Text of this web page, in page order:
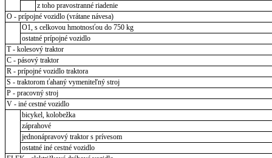
z toho pravostranné riadenie
O - prípojné vozidlo (vrátane návesa)
O1, s celkovou hmotnosťou do 750 kg
ostatné prípojné vozidlo
T - kolesový traktor
C - pásový traktor
R - prípojné vozidlo traktora
S - traktorom ťahaný vymeniteľný stroj
P - pracovný stroj
V - iné cestné vozidlo
bicykel, kolobežka
záprahové
jednonápravový traktor s prívesom
ostatné iné cestné vozidlo